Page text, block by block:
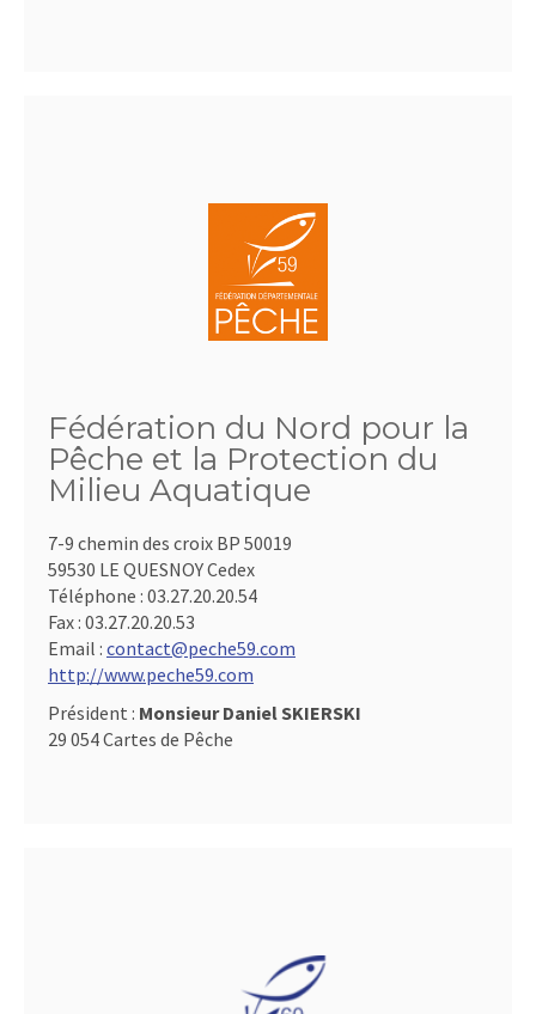
Fédération du Nord pour la
Pêche et la Protection du
Milieu Aquatique
7-9 chemin des croix BP 50019
59530 LE QUESNOY Cedex
Téléphone : 03.27.20.20.54
Fax : 03.27.20.20.53
Email : contact@peche59.com
http://www.peche59.com
Président : Monsieur Daniel SKIERSKI
29 054 Cartes de Pêche